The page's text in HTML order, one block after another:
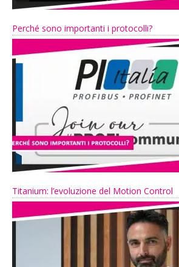
Perché sono importanti i protocolli?
Titanium: l’evoluzione del Motion Control